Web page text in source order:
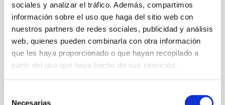
sociales y analizar el tráfico. Además, compartimos
información sobre el uso que haga del sitio web con
nuestros partners de redes sociales, publicidad y análisis
web, quienes pueden combinarla con otra información
que les haya proporcionado o que hayan recopilado a
partir del uso que haya hecho de sus servicios.
Necesarias
Otras noticias relacionadas